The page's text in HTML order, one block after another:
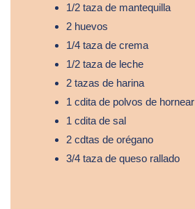
1/2 taza de mantequilla
2 huevos
1/4 taza de crema
1/2 taza de leche
2 tazas de harina
1 cdita de polvos de hornear
1 cdita de sal
2 cdtas de orégano
3/4 taza de queso rallado